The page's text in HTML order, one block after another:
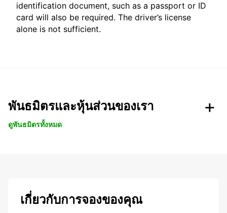
identification document, such as a passport or ID
card will also be required. The driver’s license
alone is not sufficient.
พันธมิตรและหุ้นส่วนของเรา
ดูพันธมิตรทั้งหมด
เกี่ยวกับการจองของคุณ